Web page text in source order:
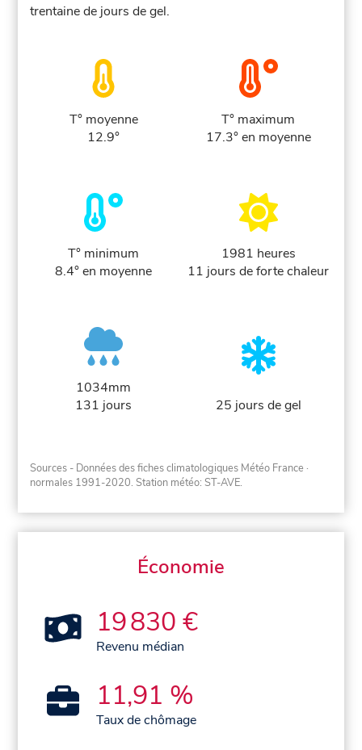
trentaine de jours de gel.
T° moyenne
12.9°
T° maximum
17.3° en moyenne
T° minimum
8.4° en moyenne
1981 heures
11 jours de forte chaleur
1034mm
131 jours
25 jours de gel
Sources - Données des fiches climatologiques Météo France ·
normales 1991-2020. Station météo: ST-AVE.
Économie
19 830 €
Revenu médian
11,91 %
Taux de chômage